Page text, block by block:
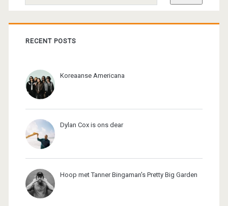
RECENT POSTS
Koreaanse Americana
Dylan Cox is ons dear
Hoop met Tanner Bingaman's Pretty Big Garden